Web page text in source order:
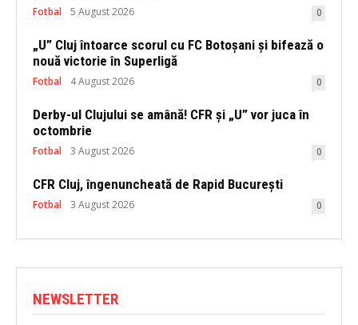
Fotbal 5 August 2026 0
„U” Cluj întoarce scorul cu FC Botoșani și bifează o
nouă victorie în Superligă
Fotbal 4 August 2026 0
Derby-ul Clujului se amână! CFR și „U” vor juca în
octombrie
Fotbal 3 August 2026 0
CFR Cluj, îngenuncheată de Rapid București
Fotbal 3 August 2026 0
NEWSLETTER